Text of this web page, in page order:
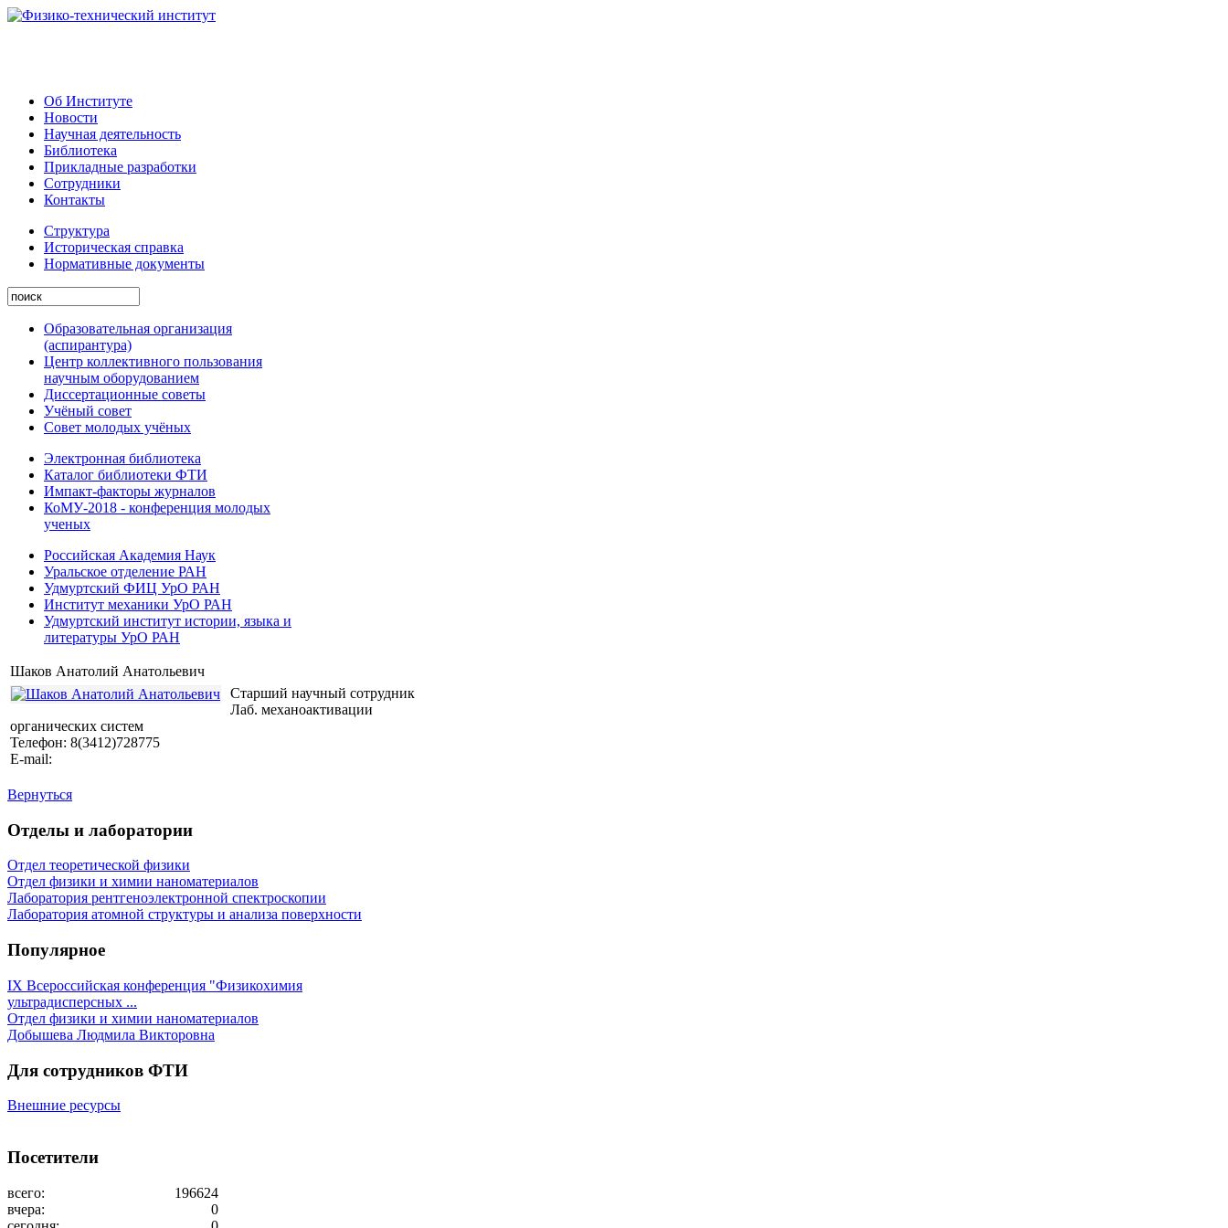
Об Институте
Новости
Научная деятельность
Библиотека
Прикладные разработки
Сотрудники
Контакты
Структура
Историческая справка
Нормативные документы
Образовательная организация
(аспирантура)
Центр коллективного пользования
научным оборудованием
Диссертационные советы
Учёный совет
Совет молодых учёных
Электронная библиотека
Каталог библиотеки ФТИ
Импакт-факторы журналов
КоМУ-2018 - конференция молодых
ученых
Российская Академия Наук
Уральское отделение РАН
Удмуртский ФИЦ УрО РАН
Институт механики УрО РАН
Удмуртский институт истории, языка и
литературы УрО РАН
Шаков Анатолий Анатольевич
Старший научный сотрудник
Лаб. механоактивации
органических систем
Телефон: 8(3412)728775
E-mail:
Вернуться
Отделы и лаборатории
Отдел теоретической физики
Отдел физики и химии наноматериалов
Лаборатория рентгеноэлектронной спектроскопии
Лаборатория атомной структуры и анализа поверхности
Популярное
IX Всероссийская конференция "Физикохимия
ультрадисперсных ...
Отдел физики и химии наноматериалов
Добышева Людмила Викторовна
Для сотрудников ФТИ
Внешние ресурсы
Посетители
всего:
196624
вчера:
0